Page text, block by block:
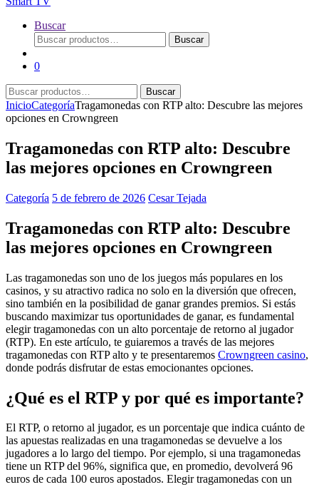
Buscar
Buscar
por:
Buscar
0
Buscar
por:
Buscar
InicioCategoríaTragamonedas con RTP alto: Descubre las mejores
opciones en Crowngreen
Tragamonedas con RTP alto: Descubre
las mejores opciones en Crowngreen
Categoría 5 de febrero de 2026 Cesar Tejada
Tragamonedas con RTP alto: Descubre
las mejores opciones en Crowngreen
Las tragamonedas son uno de los juegos más populares en los
casinos, y su atractivo radica no solo en la diversión que ofrecen,
sino también en la posibilidad de ganar grandes premios. Si estás
buscando maximizar tus oportunidades de ganar, es fundamental
elegir tragamonedas con un alto porcentaje de retorno al jugador
(RTP). En este artículo, te guiaremos a través de las mejores
tragamonedas con RTP alto y te presentaremos Crowngreen casino,
donde podrás disfrutar de estas emocionantes opciones.
¿Qué es el RTP y por qué es importante?
El RTP, o retorno al jugador, es un porcentaje que indica cuánto de
las apuestas realizadas en una tragamonedas se devuelve a los
jugadores a lo largo del tiempo. Por ejemplo, si una tragamonedas
tiene un RTP del 96%, significa que, en promedio, devolverá 96
euros de cada 100 euros apostados. Elegir tragamonedas con un